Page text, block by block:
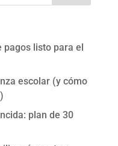
listo para el
escolar (y cómo
plan de 30